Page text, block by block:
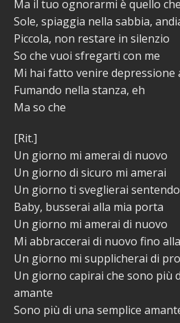
Ma il tuo ognorarmi è quello
Sole, spiaggia nella sabbia,
Piccola, non restare in silenzio
So che vuoi sfregarti con me
Mi hai fatto venire depressione
Fumando nella stanza, eh
Ma so che
[Rit.]
Un giorno mi amerai di nuovo
Un giorno di sicuro mi amerai
Un giorno ti sveglierai
Baby, busserai alla mia porta
Un giorno mi amerai di nuovo
Mi abbraccerai di nuovo fino
Un giorno mi supplicherai di
Un giorno capirai che sono più
amante
Sono più di una semplice